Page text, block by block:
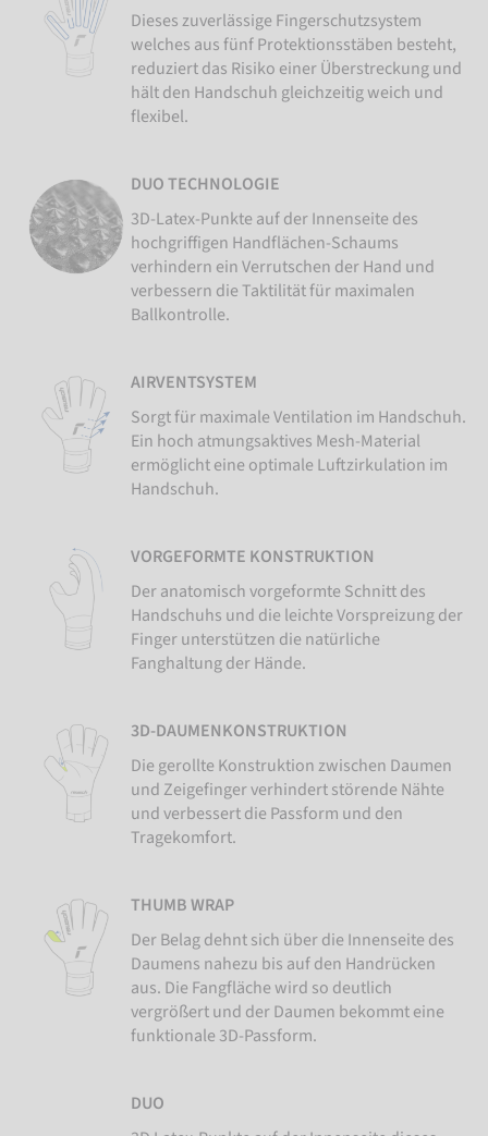
Dieses zuverlässige Fingerschutzsystem
welches aus fünf Protektionsstäben besteht,
reduziert das Risiko einer Überstreckung und
hält den Handschuh gleichzeitig weich und
flexibel.
DUO TECHNOLOGIE
3D-Latex-Punkte auf der Innenseite des
hochgriffigen Handflächen-Schaums
verhindern ein Verrutschen der Hand und
verbessern die Taktilität für maximalen
Ballkontrolle.
AIRVENTSYSTEM
Sorgt für maximale Ventilation im Handschuh.
Ein hoch atmungsaktives Mesh-Material
ermöglicht eine optimale Luftzirkulation im
Handschuh.
VORGEFORMTE KONSTRUKTION
Der anatomisch vorgeformte Schnitt des
Handschuhs und die leichte Vorspreizung der
Finger unterstützen die natürliche
Fanghaltung der Hände.
3D-DAUMENKONSTRUKTION
Die gerollte Konstruktion zwischen Daumen
und Zeigefinger verhindert störende Nähte
und verbessert die Passform und den
Tragekomfort.
THUMB WRAP
Der Belag dehnt sich über die Innenseite des
Daumens nahezu bis auf den Handrücken
aus. Die Fangfläche wird so deutlich
vergrößert und der Daumen bekommt eine
funktionale 3D-Passform.
DUO